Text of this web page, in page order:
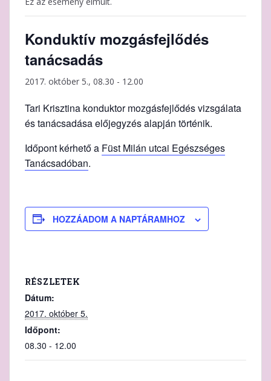
Konduktív mozgásfejlődés
tanácsadás
2017. október 5., 08.30 - 12.00
Tari Krisztina konduktor mozgásfejlődés vizsgálata
és tanácsadása előjegyzés alapján történik.
Időpont kérhető a Füst Milán utcai Egészséges
Tanácsadóban.
HOZZÁADOM A NAPTÁRAMHOZ
RÉSZLETEK
Dátum:
2017. október 5.
Időpont:
08.30 - 12.00